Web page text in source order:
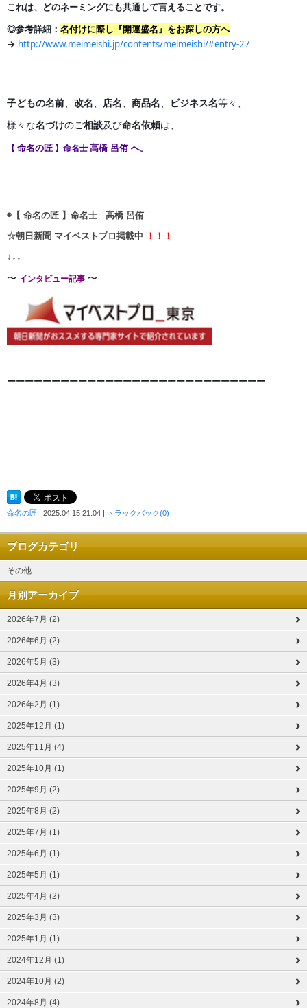
これは、どのネーミングにも共通して言えることです。
◎参考詳細： 名付けに際し『開運盛名』をお探しの方へ
→ http://www.meimeishi.jp/contents/meimeishi/#entry-27
子どもの名前、 改名、 店名、 商品名、 ビジネス名等々、
様々な名づけのご相談及び命名依頼は、
【 命名の匠 】命名士 高橋 呂侑 へ。
◉【 命名の匠 】命名士 高橋 呂侑
☆朝日新聞 マイベストプロ掲載中
！！！
↓↓↓
〜 インタビュー記事 〜
ーーーーーーーーーーーーーーーーーーーーーーーーーーーーー
命名の匠 | 2025.04.15 21:04 | トラックバック(0)
ブログカテゴリ
その他
月別アーカイブ
2026年7月 (2)
2026年6月 (2)
2026年5月 (3)
2026年4月 (3)
2026年2月 (1)
2025年12月 (1)
2025年11月 (4)
2025年10月 (1)
2025年9月 (2)
2025年8月 (2)
2025年7月 (1)
2025年6月 (1)
2025年5月 (1)
2025年4月 (2)
2025年3月 (3)
2025年1月 (1)
2024年12月 (1)
2024年10月 (2)
2024年8月 (4)